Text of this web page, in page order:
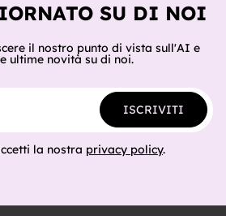
SU DI NOI
il nostro punto di vista sull'AI e
ultime novità su di noi.
ISCRIVITI
la nostra privacy policy.